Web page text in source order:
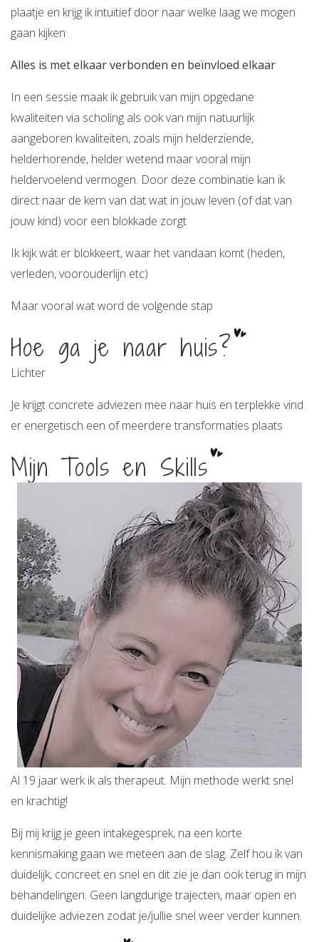
plaatje en krijg ik intuïtief door naar welke laag we mogen
gaan kijken
Alles is met elkaar verbonden en beïnvloed elkaar
In een sessie maak ik gebruik van mijn opgedane
kwaliteiten via scholing als ook van mijn natuurlijk
aangeboren kwaliteiten, zoals mijn helderziende,
helderhorende, helder wetend maar vooral mijn
heldervoelend vermogen. Door deze combinatie kan ik
direct naar de kern van dat wat in jouw leven (of dat van
jouw kind) voor een blokkade zorgt
Ik kijk wát er blokkeert, waar het vandaan komt (heden,
verleden, voorouderlijn etc)
Maar vooral wat word de volgende stap
Hoe ga je naar huis?
Lichter
Je krijgt concrete adviezen mee naar huis en terplekke vind
er energetisch een of meerdere transformaties plaats
Mijn Tools en Skills
Al 19 jaar werk ik als therapeut. Mijn methode werkt snel
en krachtig!
Bij mij krijg je geen intakegesprek, na een korte
kennismaking gaan we meteen aan de slag. Zelf hou ik van
duidelijk, concreet en snel en dit zie je dan ook terug in mijn
behandelingen. Geen langdurige trajecten, maar open en
duidelijke adviezen zodat je/jullie snel weer verder kunnen.